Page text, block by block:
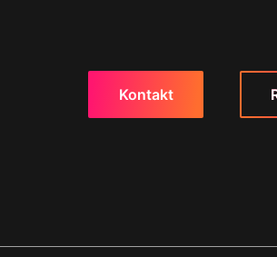
Kontakt